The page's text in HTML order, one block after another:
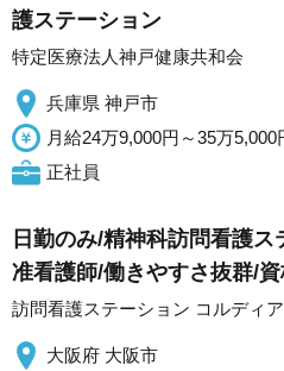
護ステーション
特定医療法人神戸健康共和会
兵庫県 神戸市
月給24万9,000円～35万5,000
正社員
日勤のみ/精神科訪問看護
准看護師/働きやすさ抜群/
訪問看護ステーション コルディ
大阪府 大阪市